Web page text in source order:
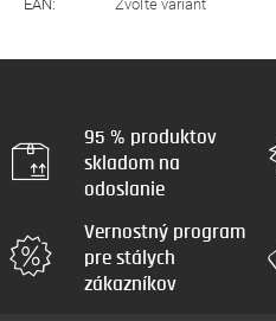
EAN: Zvoľte variant
95 % produktov
skladom na
odoslanie
Vernostný program
pre stálych
zákazníkov